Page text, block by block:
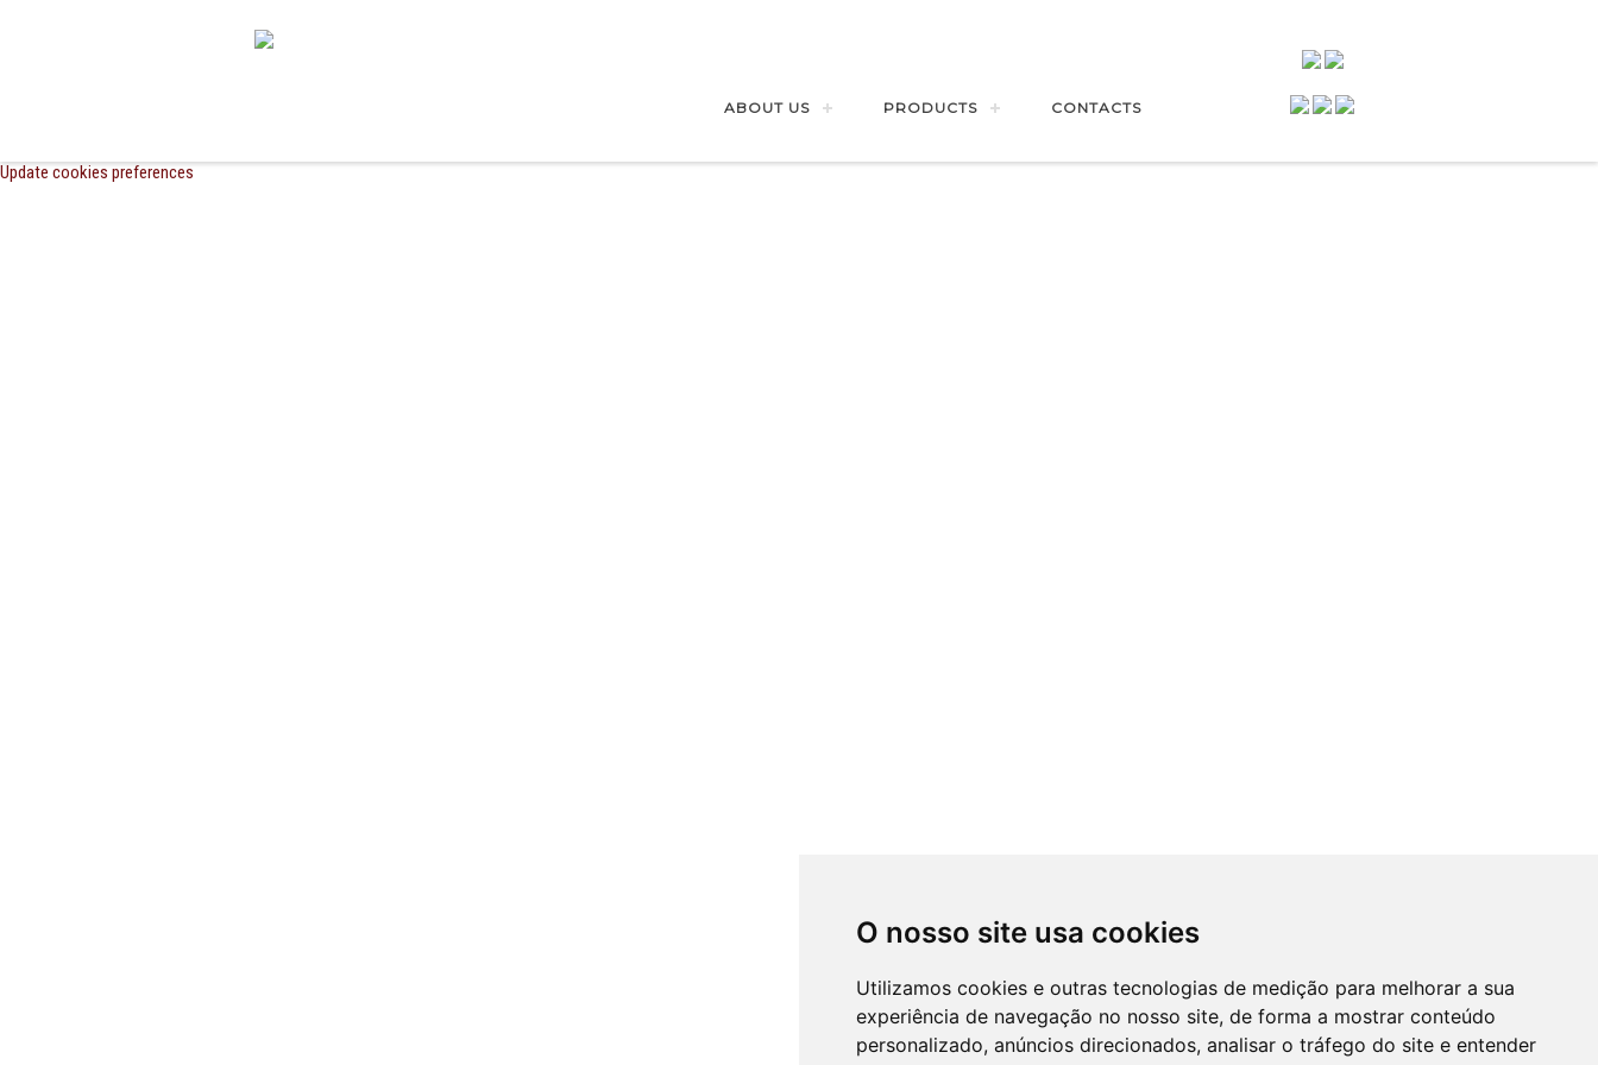
O nosso site usa cookies
Utilizamos cookies e outras tecnologias de medição para melhorar a sua
experiência de navegação no nosso site, de forma a mostrar conteúdo
personalizado, anúncios direcionados, analisar o tráfego do site e entender
ABOUT US PRODUCTS CONTACTS
Update cookies preferences